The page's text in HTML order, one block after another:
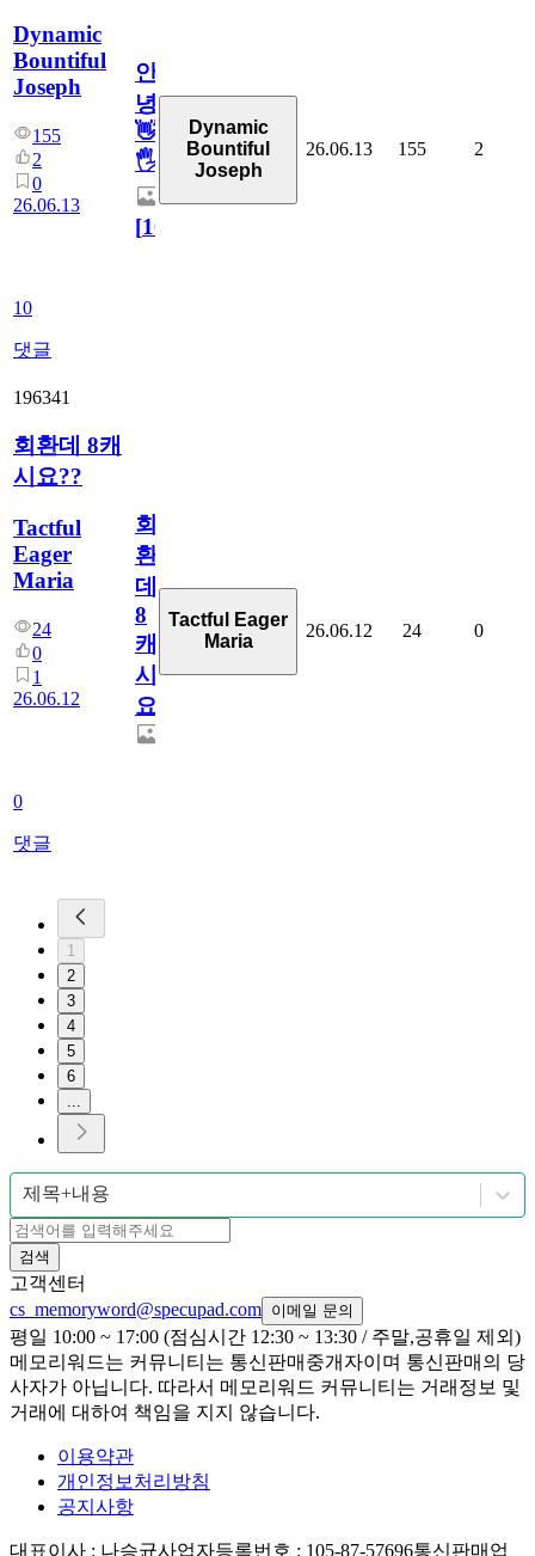
Dynamic
Bountiful
Joseph
155
2
0
26.06.13
10
댓글
안
녕
👋
🖐
[10
Dynamic
Bountiful
Joseph
26.06.13 155 2
196341
회환데 8캐
시요??
Tactful
Eager
Maria
24
0
1
26.06.12
0
댓글
회
환
데
8
캐
시
요??
Tactful Eager
Maria
26.06.12 24 0
1
2
3
4
5
6
제목+내용
검색
고객센터
cs_memoryword@specupad.com 이메일 문의
평일 10:00 ~ 17:00 (점심시간 12:30 ~ 13:30 / 주말,공휴일 제외)
메모리워드는 커뮤니티는 통신판매중개자이며 통신판매의 당
사자가 아닙니다. 따라서 메모리워드 커뮤니티는 거래정보 및
거래에 대하여 책임을 지지 않습니다.
이용약관
개인정보처리방침
공지사항
대표이사 : 나승균사업자등록번호 : 105-87-57696통신판매업